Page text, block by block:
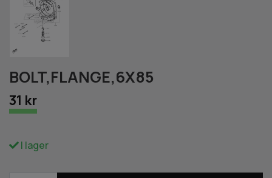
BOLT,FLANGE,6X85
31 kr
I lager